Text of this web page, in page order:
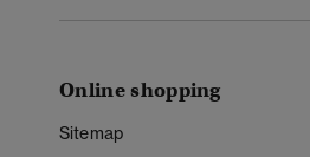
Online shopping
Sitemap